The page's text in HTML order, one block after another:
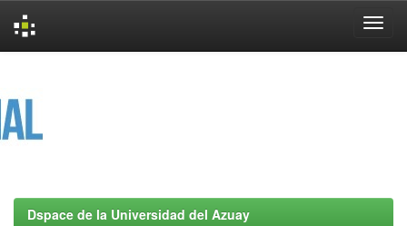
Dspace de la Universidad del Azuay